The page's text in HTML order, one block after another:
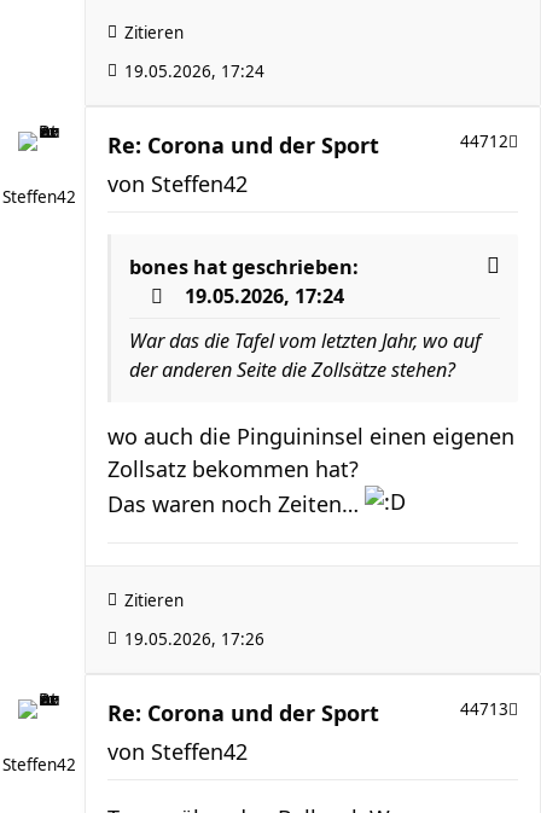
Zitieren
19.05.2026, 17:24
Steffen42
Re: Corona und der Sport 44712
von Steffen42
bones hat geschrieben:
19.05.2026, 17:24
War das die Tafel vom letzten Jahr, wo auf
der anderen Seite die Zollsätze stehen?
wo auch die Pinguininsel einen eigenen
Zollsatz bekommen hat?
Das waren noch Zeiten…
Zitieren
19.05.2026, 17:26
Steffen42
Re: Corona und der Sport 44713
von Steffen42